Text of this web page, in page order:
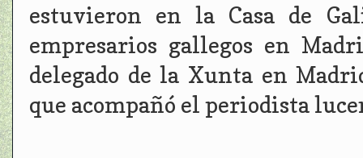
estuvieron en la Casa de
empresarios gallegos en
delegado de la Xunta en
que acompañó el periodista